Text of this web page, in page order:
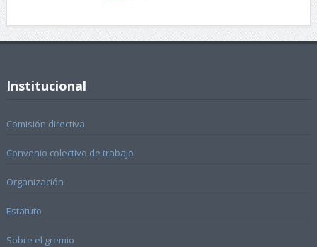
Institucional
Comisión directiva
Convenio colectivo de trabajo
Organización
Estatuto
Sobre el gremio